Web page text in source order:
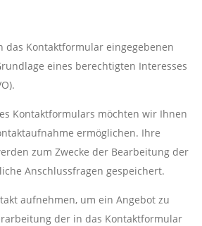
das Kontaktformular eingegebenen
eines berechtigten Interesses
Kontaktformulars möchten wir Ihnen
ermöglichen. Ihre
zum Zwecke der Bearbeitung der
Anschlussfragen gespeichert.
aufnehmen, um ein Angebot zu
der in das Kontaktformular